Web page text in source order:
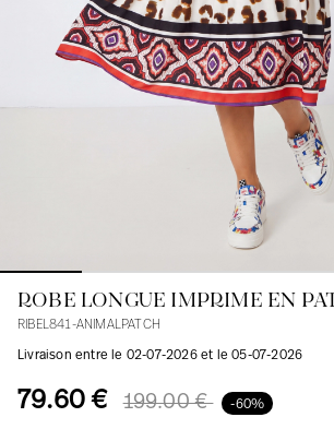
Blouses
Blazers,
Pulls
Blazers,
Manteaux
Accessoires
En ligne avec les courbes des femmes
ROBE LONGUE IMPRIME EN
RIBEL841-ANIMALPATCH
Livraison entre le 02-07-2026 et le 05-07-2026
79.60 € 199.00 € -60%